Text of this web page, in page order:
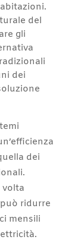
del
gli
dei
dei
ridurre
mensili